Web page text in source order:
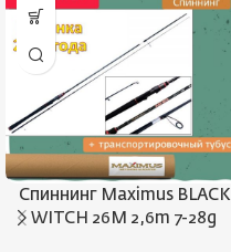
Спиннинг Maximus BLACK
WITCH 26M 2,6m 7-28g